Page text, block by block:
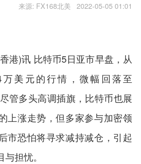
2022-05-05 01:01
来源: FX168北美
港)讯 比特币5日亚市早盘，从
美元的行情，微幅回落至
管多头高调插旗，比特币也展
上涨走势，但多家参与加密领
市恐怕将寻求减持减仓，引起
担忧。